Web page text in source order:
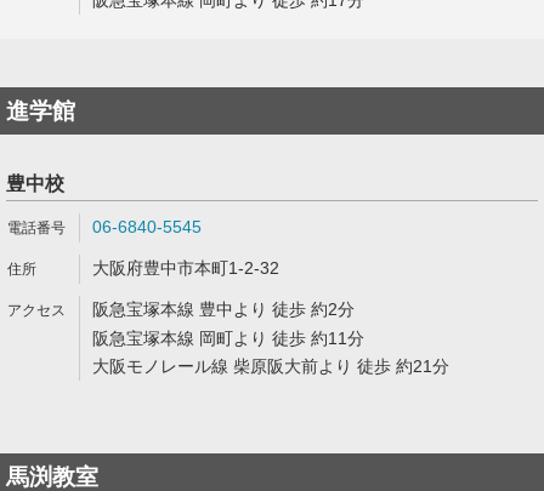
進学館
豊中校
06-6840-5545
大阪府豊中市本町1-2-32
阪急宝塚本線 豊中より 徒歩 約2分
阪急宝塚本線 岡町より 徒歩 約11分
大阪モノレール線 柴原阪大前より 徒歩 約21分
馬渕教室